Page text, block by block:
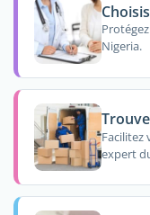
Nigeria.
Facilitez
expert